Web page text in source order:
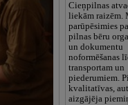
Cieņpilnas
liekām raizēm.
parūpēsimies
pilnas bēru
un dokumentu
noformēšanas
transportam un
piederumiem.
kvalitatīvas,
aizgājēja